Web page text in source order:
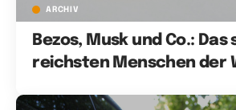
ARCHIV
Bezos, Musk und Co.: Das
reichsten Menschen der